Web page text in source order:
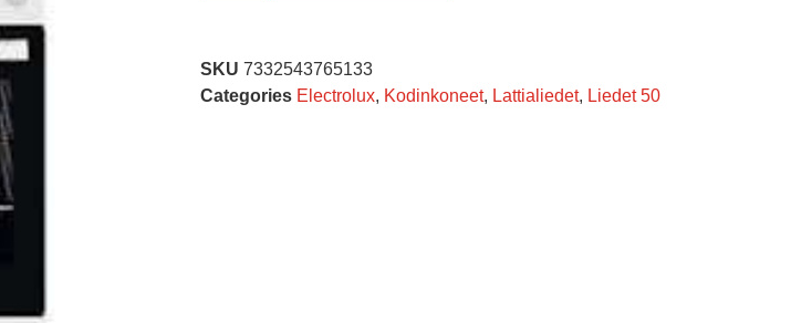
SKU 7332543765133
Categories Electrolux, Kodinkoneet, Lattialiedet, Liedet 50